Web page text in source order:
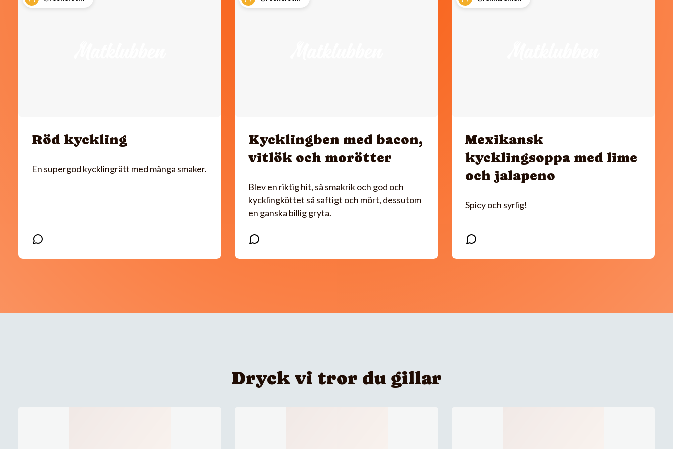
Röd kyckling
En supergod kycklingrätt med många smaker.
Kycklingben med bacon,
vitlök och morötter
Blev en riktig hit, så smakrik och god och
kycklingköttet så saftigt och mört, dessutom
en ganska billig gryta.
Mexikansk
kycklingsoppa med lime
och jalapeno
Spicy och syrlig!
Dryck vi tror du gillar